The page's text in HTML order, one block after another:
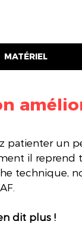
MATÉRIEL
patienter un
il reprend
technique,
dit plus !